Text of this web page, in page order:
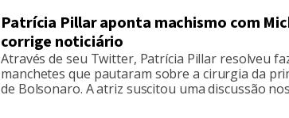
Patrícia Pillar aponta machismo com
corrige noticiário
Através de seu Twitter, Patrícia Pillar resolveu
manchetes que pautaram sobre a cirurgia da
de Bolsonaro. A atriz suscitou uma discussão